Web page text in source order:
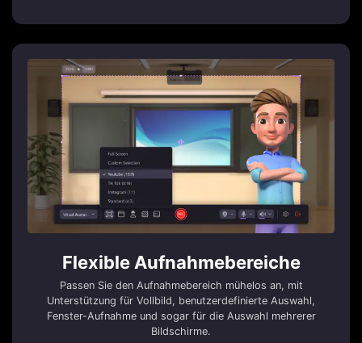
Flexible Aufnahmebereiche
Passen Sie den Aufnahmebereich mühelos an, mit
Unterstützung für Vollbild, benutzerdefinierte Auswahl,
Fenster-Aufnahme und sogar für die Auswahl mehrerer
Bildschirme.